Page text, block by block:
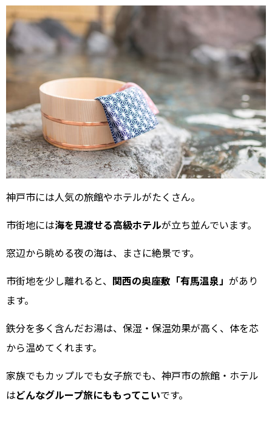
神戸市には人気の旅館やホテルがたくさん。
市街地には海を見渡せる高級ホテルが立ち並んでいます。
窓辺から眺める夜の海は、まさに絶景です。
市街地を少し離れると、 関西の奥座敷「有馬温泉」 があり
ます。
鉄分を多く含んだお湯は、保湿・保温効果が高く、体を芯
から温めてくれます。
家族でもカップルでも女子旅でも、神戸市の旅館・ホテル
はどんなグループ旅にももってこいです。